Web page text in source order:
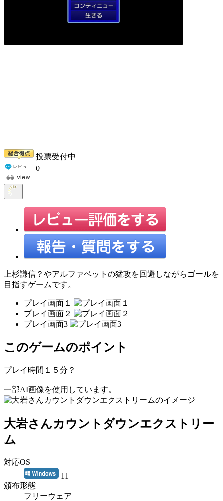
投票受付中
0
上杉謙信？やアルファベットの猛攻を回避しながらゴールを
目指すゲームです。
プレイ画面１
プレイ画面２
プレイ画面3
このゲームのポイント
プレイ時間１５分？
一部AI画像を使用しています。
大岩さんカウントダウンエクストリー
ム
対応OS
11
頒布形態
フリーウェア